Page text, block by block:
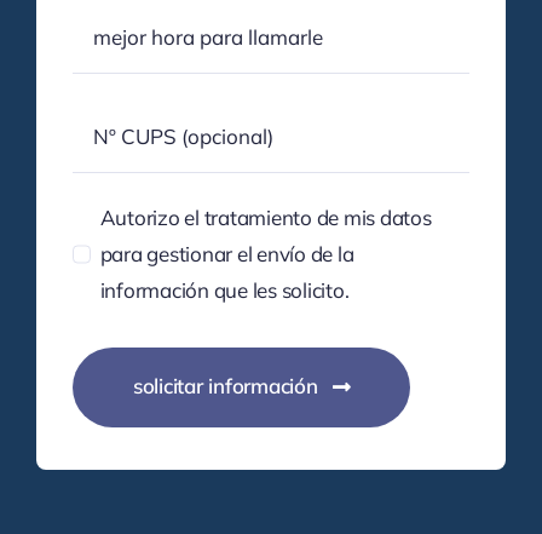
Autorizo el tratamiento de mis datos
para gestionar el envío de la
información que les solicito.
solicitar información